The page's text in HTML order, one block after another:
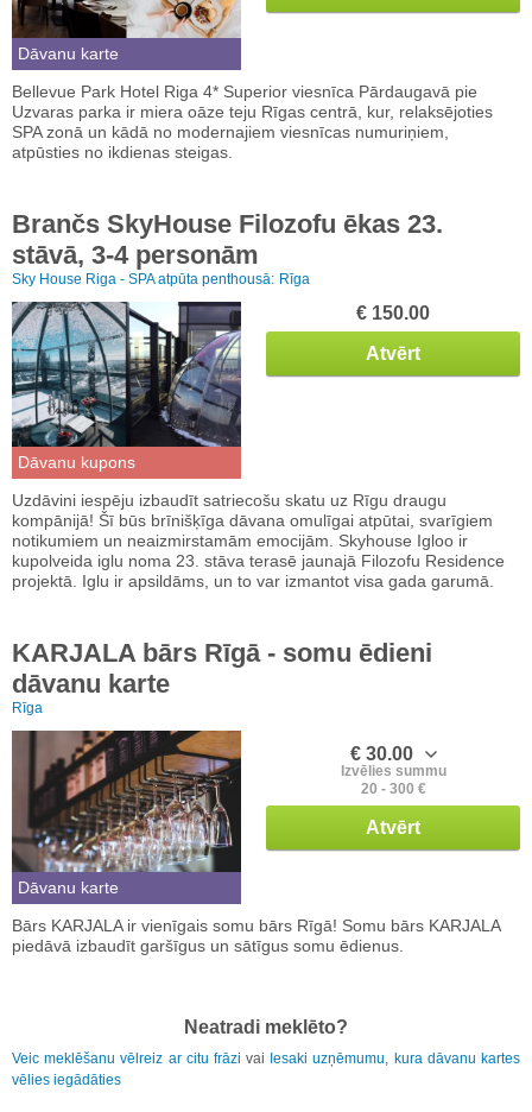
Dāvanu karte
Bellevue Park Hotel Riga 4* Superior viesnīca Pārdaugavā pie
Uzvaras parka ir miera oāze teju Rīgas centrā, kur, relaksējoties
SPA zonā un kādā no modernajiem viesnīcas numuriņiem,
atpūsties no ikdienas steigas.
Brančs SkyHouse Filozofu ēkas 23.
stāvā, 3-4 personām
Sky House Riga - SPA atpūta penthousā: Rīga
Dāvanu kupons
€ 150.00
Atvērt
Uzdāvini iespēju izbaudīt satriecošu skatu uz Rīgu draugu
kompānijā! Šī būs brīnišķīga dāvana omulīgai atpūtai, svarīgiem
notikumiem un neaizmirstamām emocijām. Skyhouse Igloo ir
kupolveida iglu noma 23. stāva terasē jaunajā Filozofu Residence
projektā. Iglu ir apsildāms, un to var izmantot visa gada garumā.
KARJALA bārs Rīgā - somu ēdieni
dāvanu karte
Rīga
Dāvanu karte
€ 30.00
Izvēlies summu
20 - 300 €
Atvērt
Bārs KARJALA ir vienīgais somu bārs Rīgā! Somu bārs KARJALA
piedāvā izbaudīt garšīgus un sātīgus somu ēdienus.
Neatradi meklēto?
Veic meklēšanu vēlreiz ar citu frāzi vai Iesaki uzņēmumu, kura dāvanu kartes
vēlies iegādāties